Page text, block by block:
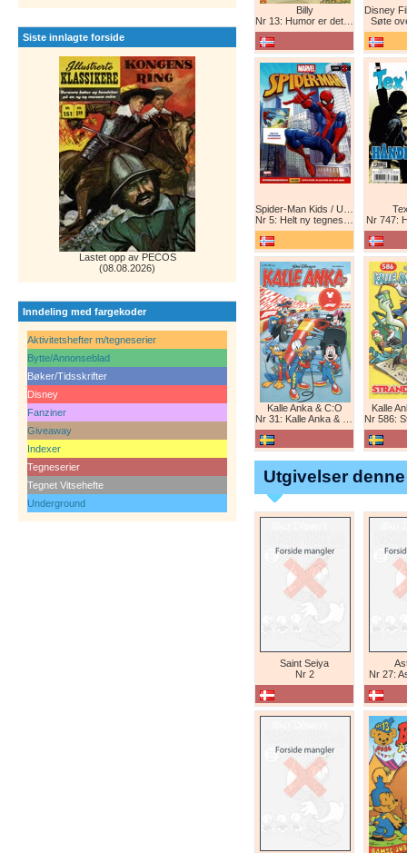
Siste innlagte forside
Lastet opp av PECOS
(08.08.2026)
Inndeling med fargekoder
Aktivitetshefter m/tegneserier
Bytte/Annonseblad
Bøker/Tidsskrifter
Disney
Fanziner
Giveaway
Indexer
Tegneserier
Tegnet Vitsehefte
Underground
Billy
Nr 13: Humor er det beste forsvar!
Søte
Nr 5: Helt ny tegneserie! Maskinkrig!
Nr 747:
Kalle Anka & C:O
Nr 31: Kalle Anka & C:O
Kalle
Nr 586:
Utgivelser
Saint Seiya
Nr 2
Nr 27: